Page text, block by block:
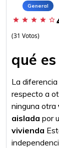
General
star star star star star_border
(31 Votos)
qué
La
respecto a
ninguna otra
aislada por
vivienda